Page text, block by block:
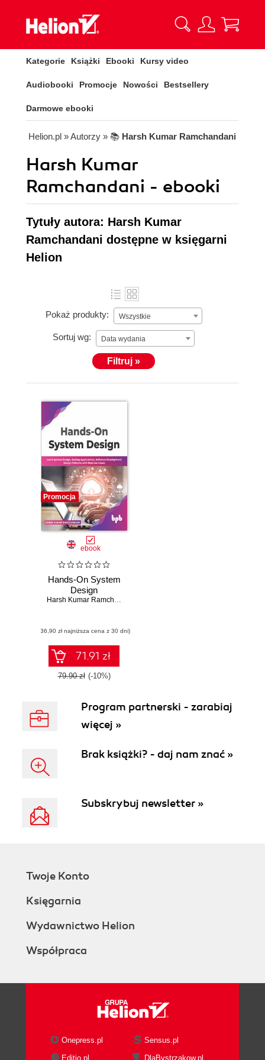
Kategorie Książki Ebooki Kursy video
Audiobooki Promocje Nowości Bestsellery
Darmowe ebooki
Helion.pl » Autorzy » 📚 Harsh Kumar Ramchandani
Harsh Kumar
Ramchandani - ebooki
Tytuły autora: Harsh Kumar
Ramchandani dostępne w księgarni
Helion
Pokaż produkty: Wszystkie
Sortuj wg: Data wydania
Filtruj »
Promocja
ebook
Hands-On System
Design
Harsh Kumar Ramchandani
(36,90 zł najniższa cena z 30 dni)
71.91 zł
79.90 zł (-10%)
Program partnerski - zarabiaj
więcej »
Brak książki? - daj nam znać »
Subskrybuj newsletter »
Twoje Konto
Księgarnia
Wydawnictwo Helion
Współpraca
Onepress.pl
Sensus.pl
Editio.pl
DlaBystrzakow.pl